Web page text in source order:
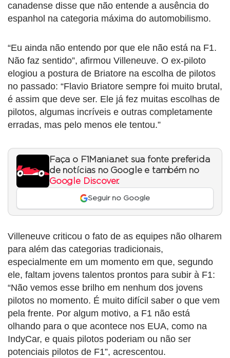
canadense disse que não entende a ausência do
espanhol na categoria máxima do automobilismo.
“Eu ainda não entendo por que ele não está na F1.
Não faz sentido”, afirmou Villeneuve. O ex-piloto
elogiou a postura de Briatore na escolha de pilotos
no passado: “Flavio Briatore sempre foi muito brutal,
é assim que deve ser. Ele já fez muitas escolhas de
pilotos, algumas incríveis e outras completamente
erradas, mas pelo menos ele tentou.”
Faça o F1Mania.net sua fonte preferida
de notícias no Google e também no
Google Discover.
Seguir no Google
Villeneuve criticou o fato de as equipes não olharem
para além das categorias tradicionais,
especialmente em um momento em que, segundo
ele, faltam jovens talentos prontos para subir à F1:
“Não vemos esse brilho em nenhum dos jovens
pilotos no momento. É muito difícil saber o que vem
pela frente. Por algum motivo, a F1 não está
olhando para o que acontece nos EUA, como na
IndyCar, e quais pilotos poderiam ou não ser
potenciais pilotos de F1”, acrescentou.